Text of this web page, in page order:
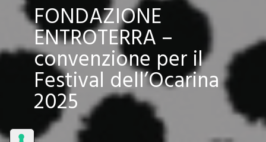
FONDAZIONE
ENTROTERRA –
convenzione per il
Festival dell’Ocarina
2025